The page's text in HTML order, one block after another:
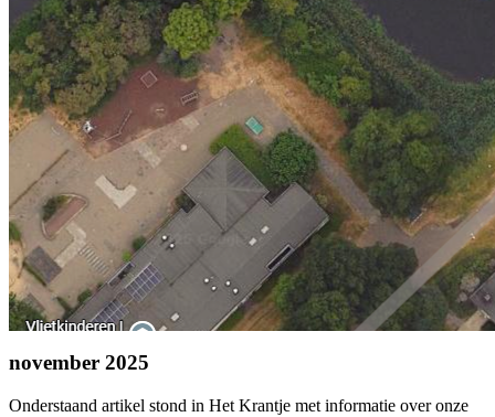
november 2025
Onderstaand artikel stond in Het Krantje met informatie over onze